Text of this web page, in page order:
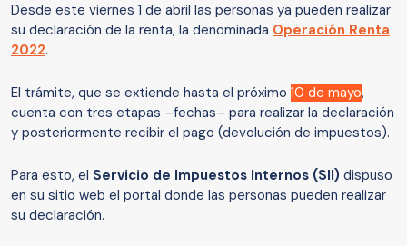
Desde este viernes 1 de abril las personas ya pueden realizar
su declaración de la renta, la denominada Operación Renta
2022.
El trámite, que se extiende hasta el próximo 10 de mayo,
cuenta con tres etapas –fechas– para realizar la declaración
y posteriormente recibir el pago (devolución de impuestos).
Para esto, el Servicio de Impuestos Internos (SII) dispuso
en su sitio web el portal donde las personas pueden realizar
su declaración.